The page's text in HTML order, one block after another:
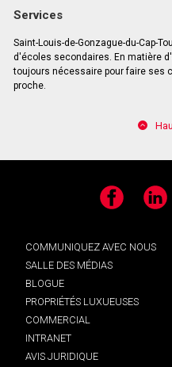
Services
Saint-Louis-de-Gonzague-du-Cap-
d'écoles secondaires. En matière
toujours nécessaire pour faire ses
proche.
Facebook
COMMUNIQUEZ AVEC NOUS
SALLE DES MÉDIAS
BLOGUE
PROPRIÉTÉS LUXUEUSES
COMMERCIAL
INTRANET
AVIS JURIDIQUE